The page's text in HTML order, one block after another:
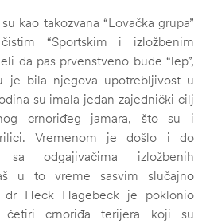
kao takozvana “Lovačka grupa”
“Sportskim i izložbenim
da pas prvenstveno bude “lep”,
je bila njegova upotrebljivost u
su imala jedan zajednički cilj
crnoriđeg jamara, što su i
Vremenom je došlo i do
sa odgajivačima izložbenih
u to vreme sasvim slučajno
dr Heck Hagebeck je poklonio
četiri crnoriđa terijera koji su